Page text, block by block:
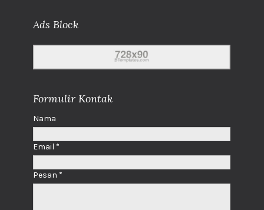
Ads Block
Formulir Kontak
Nama
Email *
Pesan *